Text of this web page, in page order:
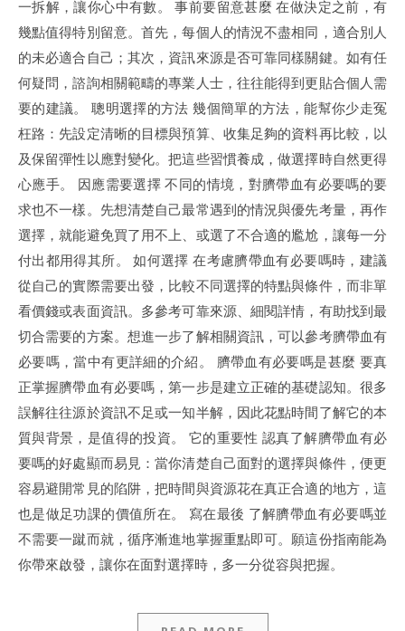
一拆解，讓你心中有數。 事前要留意甚麼 在做決定之前，有
幾點值得特別留意。首先，每個人的情況不盡相同，適合別人
的未必適合自己；其次，資訊來源是否可靠同樣關鍵。如有任
何疑問，諮詢相關範疇的專業人士，往往能得到更貼合個人需
要的建議。 聰明選擇的方法 幾個簡單的方法，能幫你少走冤
枉路：先設定清晰的目標與預算、收集足夠的資料再比較，以
及保留彈性以應對變化。把這些習慣養成，做選擇時自然更得
心應手。 因應需要選擇 不同的情境，對臍帶血有必要嗎的要
求也不一樣。先想清楚自己最常遇到的情況與優先考量，再作
選擇，就能避免買了用不上、或選了不合適的尷尬，讓每一分
付出都用得其所。 如何選擇 在考慮臍帶血有必要嗎時，建議
從自己的實際需要出發，比較不同選擇的特點與條件，而非單
看價錢或表面資訊。多參考可靠來源、細閱詳情，有助找到最
切合需要的方案。想進一步了解相關資訊，可以參考臍帶血有
必要嗎，當中有更詳細的介紹。 臍帶血有必要嗎是甚麼 要真
正掌握臍帶血有必要嗎，第一步是建立正確的基礎認知。很多
誤解往往源於資訊不足或一知半解，因此花點時間了解它的本
質與背景，是值得的投資。 它的重要性 認真了解臍帶血有必
要嗎的好處顯而易見：當你清楚自己面對的選擇與條件，便更
容易避開常見的陷阱，把時間與資源花在真正合適的地方，這
也是做足功課的價值所在。 寫在最後 了解臍帶血有必要嗎並
不需要一蹴而就，循序漸進地掌握重點即可。願這份指南能為
你帶來啟發，讓你在面對選擇時，多一分從容與把握。